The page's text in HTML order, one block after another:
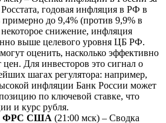
годовая инфляция в РФ в
до 9,4% (против 9,9% в
снижение, инфляция
выше целевого уровня ЦБ РФ.
оценить, насколько эффективно
цен. Для инвесторов это сигнал о
шагах регулятора: например,
инфляции Банк России может
по ключевой ставке, что
и курс рубля.
ФРС США (21:00 мск) – Сводка